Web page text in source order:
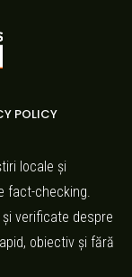
POLICY
locale și
fact-checking.
verificate despre
obiectiv și fără